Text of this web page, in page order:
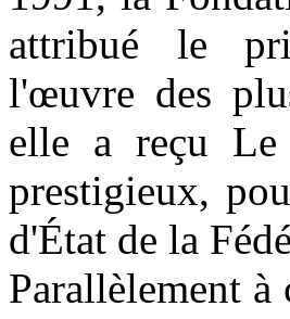
attribué le
l'œuvre des
elle a reçu
prestigieux,
d'État de la
Parallèlement à